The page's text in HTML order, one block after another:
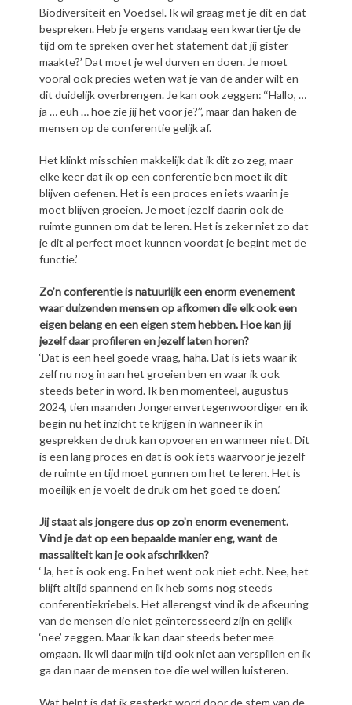
Biodiversiteit en Voedsel. Ik wil graag met je dit en dat
bespreken. Heb je ergens vandaag een kwartiertje de
tijd om te spreken over het statement dat jij gister
maakte?’ Dat moet je wel durven en doen. Je moet
vooral ook precies weten wat je van de ander wilt en
dit duidelijk overbrengen. Je kan ook zeggen: ‘‘Hallo, …
ja … euh … hoe zie jij het voor je?’’, maar dan haken de
mensen op de conferentie gelijk af.
Het klinkt misschien makkelijk dat ik dit zo zeg, maar
elke keer dat ik op een conferentie ben moet ik dit
blijven oefenen. Het is een proces en iets waarin je
moet blijven groeien. Je moet jezelf daarin ook de
ruimte gunnen om dat te leren. Het is zeker niet zo dat
je dit al perfect moet kunnen voordat je begint met de
functie.’
Zo’n conferentie is natuurlijk een enorm evenement
waar duizenden mensen op afkomen die elk ook een
eigen belang en een eigen stem hebben. Hoe kan jij
jezelf daar profileren en jezelf laten horen?
‘Dat is een heel goede vraag, haha. Dat is iets waar ik
zelf nu nog in aan het groeien ben en waar ik ook
steeds beter in word. Ik ben momenteel, augustus
2024, tien maanden Jongerenvertegenwoordiger en ik
begin nu het inzicht te krijgen in wanneer ik in
gesprekken de druk kan opvoeren en wanneer niet. Dit
is een lang proces en dat is ook iets waarvoor je jezelf
de ruimte en tijd moet gunnen om het te leren. Het is
moeilijk en je voelt de druk om het goed te doen.’
Jij staat als jongere dus op zo’n enorm evenement.
Vind je dat op een bepaalde manier eng, want de
massaliteit kan je ook afschrikken?
‘Ja, het is ook eng. En het went ook niet echt. Nee, het
blijft altijd spannend en ik heb soms nog steeds
conferentiekriebels. Het allerengst vind ik de afkeuring
van de mensen die niet geïnteresseerd zijn en gelijk
‘nee’ zeggen. Maar ik kan daar steeds beter mee
omgaan. Ik wil daar mijn tijd ook niet aan verspillen en ik
ga dan naar de mensen toe die wel willen luisteren.